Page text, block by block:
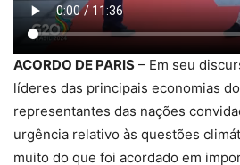
ACORDO DE PARIS – Em seu
líderes das principais economias
representantes das nações
urgência relativo às questões
muito do que foi acordado em